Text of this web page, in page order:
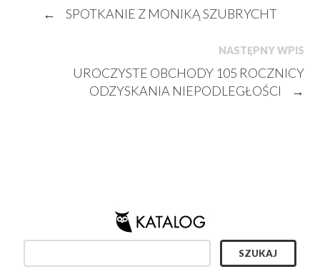
← SPOTKANIE Z MONIKĄ SZUBRYCHT
NASTĘPNY WPIS
UROCZYSTE OBCHODY 105 ROCZNICY
ODZYSKANIA NIEPODLEGŁOŚCI
→